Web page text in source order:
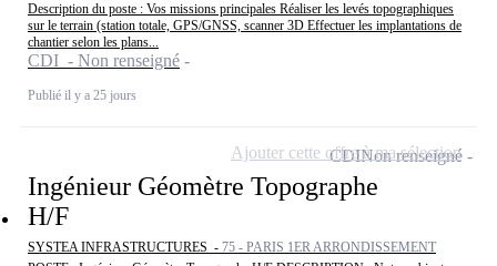
Description du poste : Vos missions principales Réaliser les levés topographiques
sur le terrain (station totale, GPS/GNSS, scanner 3D Effectuer les implantations de
chantier selon les plans...
CDI - Non renseigné
Publié il y a 25 jours
Ingénieur Géomètre Topographe
H/F
SYSTEA INFRASTRUCTURES - 75 - PARIS 1ER ARRONDISSEMENT
CDINon renseigné
Ajouter cette offre à ma sélection